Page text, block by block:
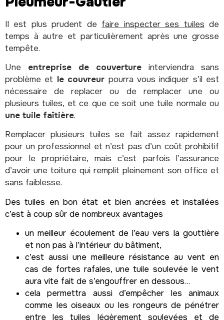
Il est plus prudent de faire inspecter ses tuiles de
temps à autre et particulièrement après une grosse
tempête.
Une entreprise de couverture interviendra sans
problème et le couvreur pourra vous indiquer s’il est
nécessaire de replacer ou de remplacer une ou
plusieurs tuiles, et ce que ce soit une tuile normale ou
une tuile faîtière.
Remplacer plusieurs tuiles se fait assez rapidement
pour un professionnel et n’est pas d’un coût prohibitif
pour le propriétaire, mais c’est parfois l’assurance
d’avoir une toiture qui remplit pleinement son office et
sans faiblesse.
Des tuiles en bon état et bien ancrées et installées
c’est à coup sûr de nombreux avantages
un meilleur écoulement de l’eau vers la gouttière
et non pas à l’intérieur du bâtiment,
c’est aussi une meilleure résistance au vent en
cas de fortes rafales, une tuile soulevée le vent
aura vite fait de s’engouffrer en dessous…
cela permettra aussi d’empêcher les animaux
comme les oiseaux ou les rongeurs de pénétrer
entre les tuiles légèrement soulevées et de